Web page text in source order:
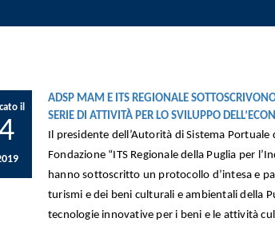
il
ADSP MAM E ITS REGIONALE
SERIE DI ATTIVITÀ PER LO SVILUPPO
Il presidente dell’Autorità di Sistema
Fondazione “ITS Regionale della Puglia per
hanno sottoscritto un protocollo d’intesa e
turismi e dei beni culturali e ambientali della
tecnologie innovative per i beni e le attività